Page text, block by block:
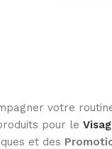
votre
pour le
et des